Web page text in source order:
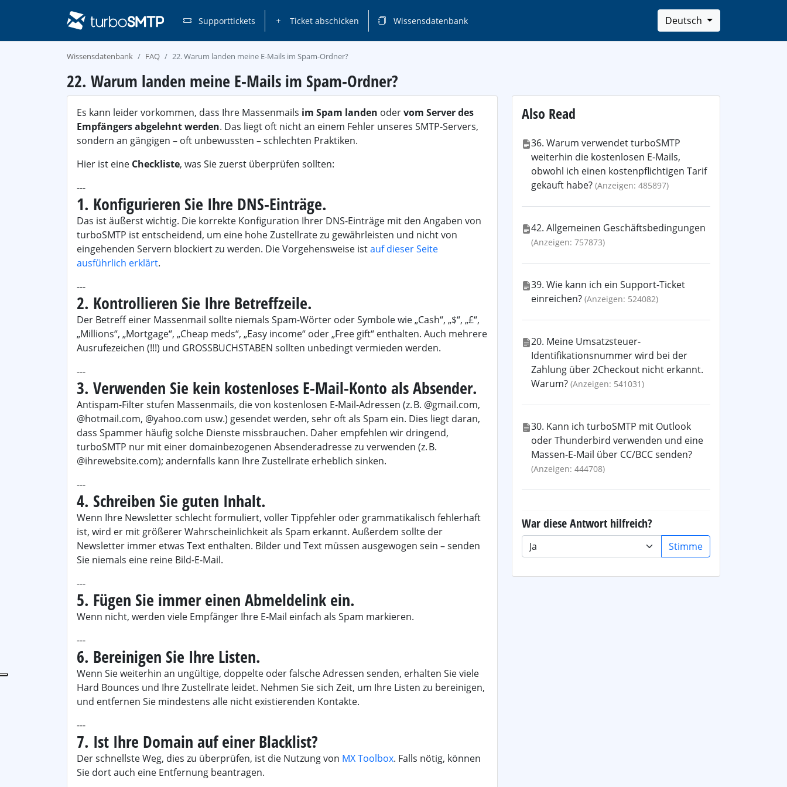
Supporttickets Ticket abschicken Wissensdatenbank Deutsch
Wissensdatenbank FAQ 22. Warum landen meine E-Mails im Spam-Ordner?
22. Warum landen meine E-Mails im Spam-Ordner?
Es kann leider vorkommen, dass Ihre Massenmails im Spam landen odervom Server des
Empfängers abgelehnt werden. Das liegt oft nicht an einem Fehler unseres SMTP-Servers,
sondern an gängigen – oft unbewussten – schlechten Praktiken.
Hier ist eine Checkliste, was Sie zuerst überprüfen sollten:
---
1. Konfigurieren Sie Ihre DNS-Einträge.
Das ist äußerst wichtig. Die korrekte Konfiguration Ihrer DNS-Einträge mit den Angaben von
turboSMTP ist entscheidend, um eine hohe Zustellrate zu gewährleisten und nicht von
eingehenden Servern blockiert zu werden. Die Vorgehensweise istauf dieser Seite
ausführlich erklärt.
---
2. Kontrollieren Sie Ihre Betreffzeile.
Der Betreff einer Massenmail sollte niemals Spam-Wörter oder Symbole wie „Cash“, „$“, „£“,
„Millions“, „Mortgage“, „Cheap meds“, „Easy income“ oder „Free gift“ enthalten. Auch mehrere
Ausrufezeichen (!!!) und GROSSBUCHSTABEN sollten unbedingt vermieden werden.
---
3. Verwenden Sie kein kostenloses E-Mail-Konto als Absender.
Antispam-Filter stufen Massenmails, die von kostenlosen E-Mail-Adressen (z. B. @gmail.com,
@hotmail.com, @yahoo.com usw.) gesendet werden, sehr oft als Spam ein. Dies liegt daran,
dass Spammer häufig solche Dienste missbrauchen. Daher empfehlen wir dringend,
turboSMTP nur mit einer domainbezogenen Absenderadresse zu verwenden (z. B.
@ihrewebsite.com); andernfalls kann Ihre Zustellrate erheblich sinken.
---
4. Schreiben Sie guten Inhalt.
Wenn Ihre Newsletter schlecht formuliert, voller Tippfehler oder grammatikalisch fehlerhaft
ist, wird er mit größerer Wahrscheinlichkeit als Spam erkannt. Außerdem sollte der
Newsletter immer etwas Text enthalten. Bilder und Text müssen ausgewogen sein – senden
Sie niemals eine reine Bild-E-Mail.
---
5. Fügen Sie immer einen Abmeldelink ein.
Wenn nicht, werden viele Empfänger Ihre E-Mail einfach als Spam markieren.
---
6. Bereinigen Sie Ihre Listen.
Wenn Sie weiterhin an ungültige, doppelte oder falsche Adressen senden, erhalten Sie viele
Hard Bounces und Ihre Zustellrate leidet. Nehmen Sie sich Zeit, um Ihre Listen zu bereinigen,
und entfernen Sie mindestens alle nicht existierenden Kontakte.
---
7. Ist Ihre Domain auf einer Blacklist?
Der schnellste Weg, dies zu überprüfen, ist die Nutzung von MX Toolbox. Falls nötig, können
Sie dort auch eine Entfernung beantragen.
Also Read
36. Warum verwendet turboSMTP
weiterhin die kostenlosen E-Mails,
obwohl ich einen kostenpflichtigen Tarif
gekauft habe? (Anzeigen: 485897)
42. Allgemeinen Geschäftsbedingungen
(Anzeigen: 757873)
39. Wie kann ich ein Support-Ticket
einreichen? (Anzeigen: 524082)
20. Meine Umsatzsteuer-
Identifikationsnummer wird bei der
Zahlung über 2Checkout nicht erkannt.
Warum? (Anzeigen: 541031)
30. Kann ich turboSMTP mit Outlook
oder Thunderbird verwenden und eine
Massen-E-Mail über CC/BCC senden?
(Anzeigen: 444708)
War diese Antwort hilfreich?
Stimme